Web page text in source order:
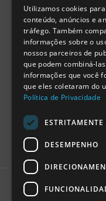
1999 - 2026
Utilizamos cookies
conteúdo, anúncios e
tráfego. Também
informações sobre o
nossos parceiros de
que podem combiná-
informações que você
que eles coletaram do
Política de Privacidade
ESTRITAMENTE
DESEMPENHO